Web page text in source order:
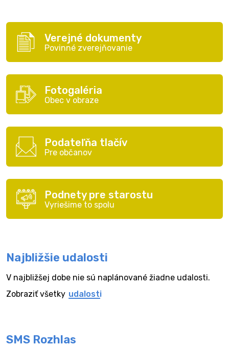
Verejné dokumenty
Povinné zverejňovanie
Fotogaléria
Obec v obraze
Podateľňa tlačív
Pre občanov
Podnety pre starostu
Vyriešime to spolu
Najbližšie udalosti
V najbližšej dobe nie sú naplánované žiadne udalosti.
Zobraziť všetky udalosti
SMS Rozhlas